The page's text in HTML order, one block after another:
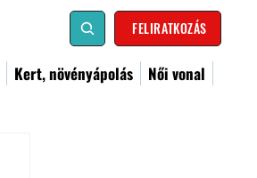
FELIRATKOZÁS
Kert, növényápolás
Női vonal